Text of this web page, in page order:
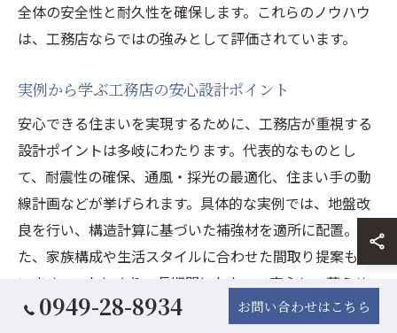
全体の安全性と耐久性を確保します。これらのノウハウ
は、工務店ならではの強みとして評価されています。
実例から学ぶ工務店の安心設計ポイント
安心できる住まいを実現するために、工務店が重視する
設計ポイントは多岐にわたります。代表的なものとし
て、耐震性の確保、通風・採光の最適化、住まい手の動
線計画などが挙げられます。具体的な実例では、地盤改
良を行い、構造計算に基づいた補強材を適所に配置。ま
た、家族構成や生活スタイルに合わせた間取り提案も行
います。これにより、長期間にわたって安心して暮らせ
る住宅設計が実現できるのです。
0949-28-8934 お問い合わせはこちら